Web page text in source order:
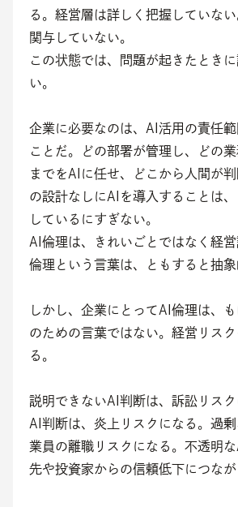
る。経営層は詳しく把握していな
関与していない。
この状態では、問題が起きたとき
い。
企業に必要なのは、AI活用の責任
ことだ。どの部署が管理し、どの
までをAIに任せ、どこから人間が
の設計なしにAIを導入することは
しているにすぎない。
AI倫理は、きれいごとではなく経営
倫理という言葉は、ともすると抽象
しかし、企業にとってAI倫理は、
のための言葉ではない。経営リス
る。
説明できないAI判断は、訴訟リス
AI判断は、炎上リスクになる。過
業員の離職リスクになる。不透明な
先や投資家からの信頼低下につなが